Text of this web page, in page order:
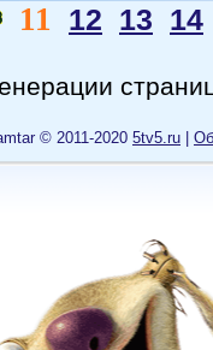
11 12 13 14
© 2011-2020 5tv5.ru